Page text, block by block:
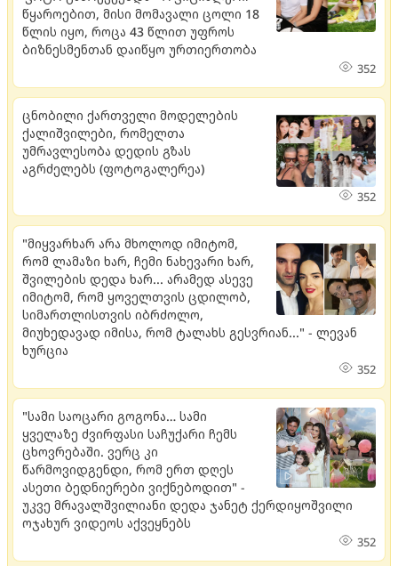
წყაროებით, მისი მომავალი ცოლი 18
წლის იყო, როცა 43 წლით უფროს
ბიზნესმენთან დაიწყო ურთიერთობა
352
ცნობილი ქართველი მოდელების
ქალიშვილები, რომელთა
უმრავლესობა დედის გზას
აგრძელებს (ფოტოგალერეა)
352
"მიყვარხარ არა მხოლოდ იმიტომ,
რომ ლამაზი ხარ, ჩემი ნახევარი ხარ,
შვილების დედა ხარ... არამედ ასევე
იმიტომ, რომ ყოველთვის ცდილობ,
სიმართლისთვის იბრძოლო,
მიუხედავად იმისა, რომ ტალახს გესვრიან..." - ლევან
ხურცია
352
"სამი საოცარი გოგონა… სამი
ყველაზე ძვირფასი საჩუქარი ჩემს
ცხოვრებაში. ვერც კი
წარმოვიდგენდი, რომ ერთ დღეს
ასეთი ბედნიერები ვიქნებოდით" -
უკვე მრავალშვილიანი დედა ჯანეტ ქერდიყოშვილი
ოჯახურ ვიდეოს აქვეყნებს
352